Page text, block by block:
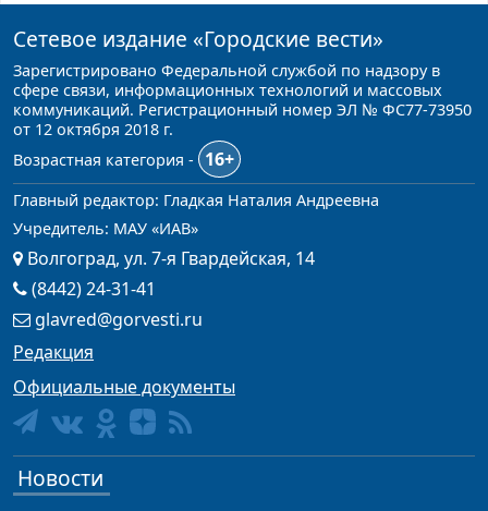
Сетевое издание «Городские вести»
Зарегистрировано Федеральной службой по надзору в
сфере связи, информационных технологий и массовых
коммуникаций. Регистрационный номер ЭЛ № ФС77-73950
от 12 октября 2018 г.
Возрастная категория -
16+
Главный редактор: Гладкая Наталия Андреевна
Учредитель: МАУ «ИАВ»
Волгоград, ул. 7-я Гвардейская, 14
(8442) 24-31-41
glavred@gorvesti.ru
Редакция
Официальные документы
Новости